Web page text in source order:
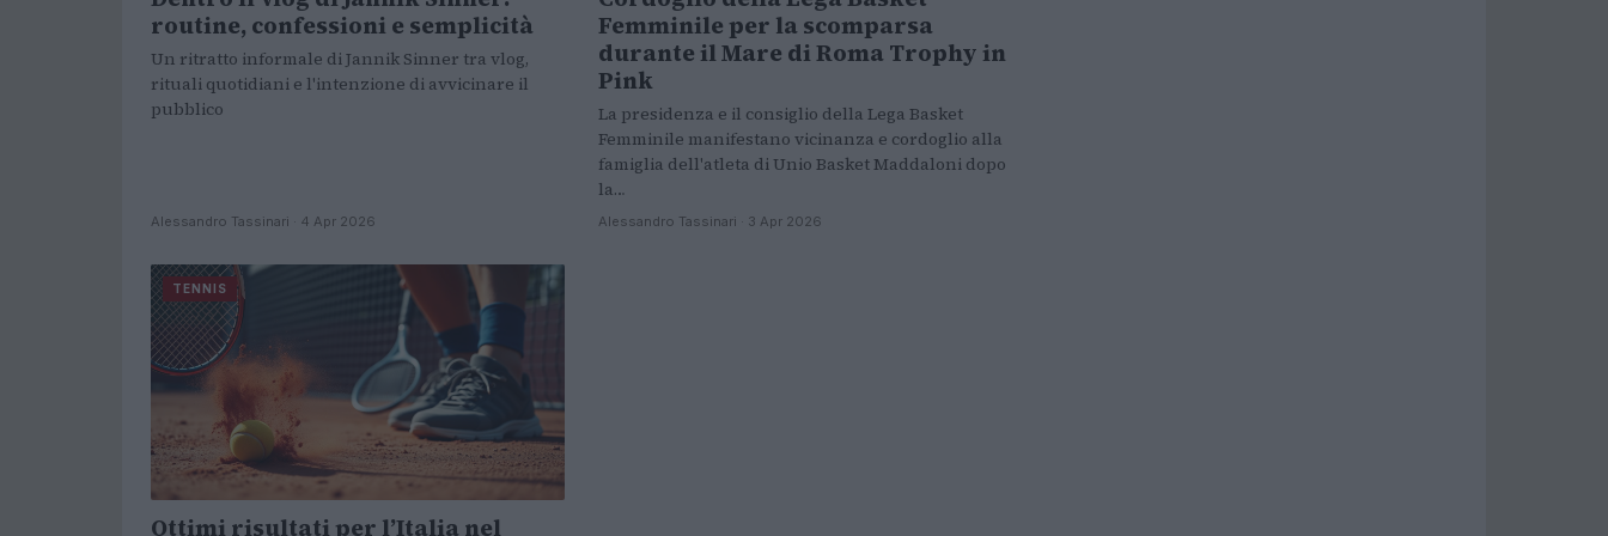
routine, confessioni e semplicità
Un ritratto informale di Jannik Sinner tra vlog,
rituali quotidiani e l'intenzione di avvicinare il
pubblico
Alessandro Tassinari · 4 Apr 2026
Femminile per la scomparsa
durante il Mare di Roma Trophy in
Pink
La presidenza e il consiglio della Lega Basket
Femminile manifestano vicinanza e cordoglio alla
famiglia dell'atleta di Unio Basket Maddaloni dopo
la…
Alessandro Tassinari · 3 Apr 2026
TENNIS
Ottimi risultati per l’Italia nel